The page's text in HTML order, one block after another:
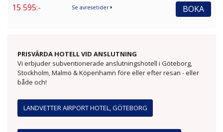
15 595:- BOKA
Se avresetider
PRISVÄRDA HOTELL VID ANSLUTNING
Vi erbjuder subventionerade anslutningshotell i Göteborg,
Stockholm, Malmö & Köpenhamn före eller efter resan - eller
både och!
LANDVETTER AIRPORT HOTEL, GÖTEBORG